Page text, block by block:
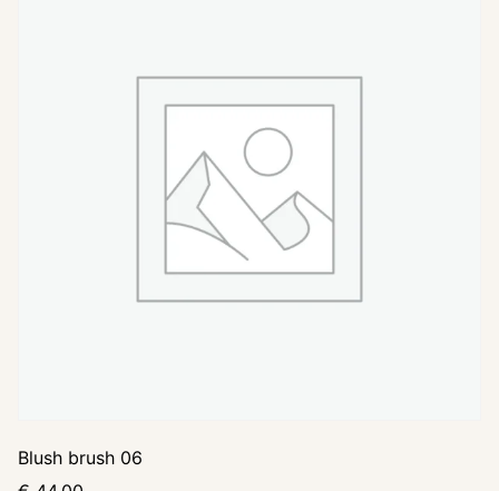
Blush brush 06